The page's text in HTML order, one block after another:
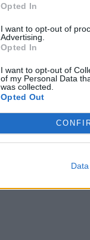
Opted In
I want to opt-out of
Advertising.
Opted In
I want to opt-out of
of my Personal Data
was collected.
Opted Out